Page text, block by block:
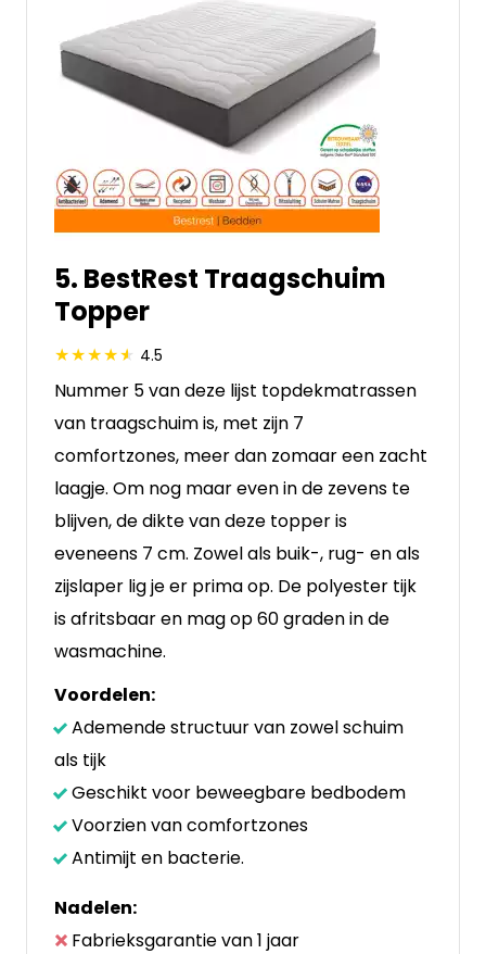
5. BestRest Traagschuim
Topper
4.5
Nummer 5 van deze lijst topdekmatrassen
van traagschuim is, met zijn 7
comfortzones, meer dan zomaar een zacht
laagje. Om nog maar even in de zevens te
blijven, de dikte van deze topper is
eveneens 7 cm. Zowel als buik-, rug- en als
zijslaper lig je er prima op. De polyester tijk
is afritsbaar en mag op 60 graden in de
wasmachine.
Voordelen:
Ademende structuur van zowel schuim
als tijk
Geschikt voor beweegbare bedbodem
Voorzien van comfortzones
Antimijt en bacterie.
Nadelen:
Fabrieksgarantie van 1 jaar